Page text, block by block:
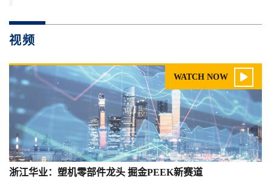
视频
WATCH NOW 
浙江华业：塑机零部件龙头 掘金PEEK新赛道